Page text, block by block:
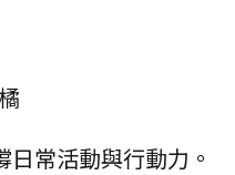
常活動與行動力。